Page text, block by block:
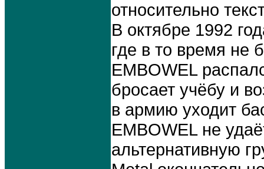
относительно
В октябре 1992
где в то время не
EMBOWEL
бросает учёбу и
в армию уходит
EMBOWEL не
альтернативную